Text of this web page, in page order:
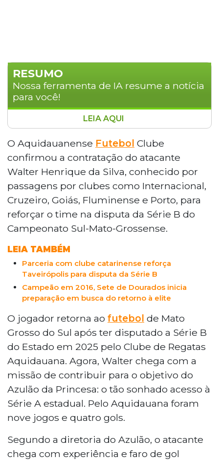
RESUMO
Nossa ferramenta de IA resume a notícia
para você!
O Aquidauanense Futebol Clube
contratou o atacante Walter Henrique da
Silva, com passagens por Internacional,
Cruzeiro, Fluminense e Porto, para a Série
B do Campeonato Sul-Mato-Grossense. O
jogador retorna ao futebol estadual após
atuar pelo Aquidauana em 2025, com
nove jogos e quatro gols. A estreia do
Azulão da Princesa será no dia 20 de
junho contra o Comercial, no estádio
Noroeste, em Aquidauana.
LEIA AQUI
O Aquidauanense Futebol Clube
confirmou a contratação do atacante
Walter Henrique da Silva, conhecido por
passagens por clubes como Internacional,
Cruzeiro, Goiás, Fluminense e Porto, para
reforçar o time na disputa da Série B do
Campeonato Sul-Mato-Grossense.
LEIA TAMBÉM
Parceria com clube catarinense reforça
Taveirópolis para disputa da Série B
Campeão em 2016, Sete de Dourados inicia
preparação em busca do retorno à elite
O jogador retorna ao futebol de Mato
Grosso do Sul após ter disputado a Série B
do Estado em 2025 pelo Clube de Regatas
Aquidauana. Agora, Walter chega com a
missão de contribuir para o objetivo do
Azulão da Princesa: o tão sonhado acesso à
Série A estadual. Pelo Aquidauana foram
nove jogos e quatro gols.
Segundo a diretoria do Azulão, o atacante
chega com experiência e faro de gol